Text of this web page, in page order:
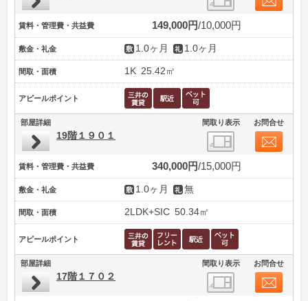
賃料・管理費・共益費 149,000円 10,000円
敷金・礼金 1.0ヶ月 1.0ヶ月
間取・面積 1K 25.42㎡
アピールポイント
部屋詳細 間取り表示 お問合せ
19階１９０１
賃料・管理費・共益費 340,000円 15,000円
敷金・礼金 1.0ヶ月 無
間取・面積 2LDK+SIC 50.34㎡
アピールポイント
部屋詳細 間取り表示 お問合せ
17階１７０２